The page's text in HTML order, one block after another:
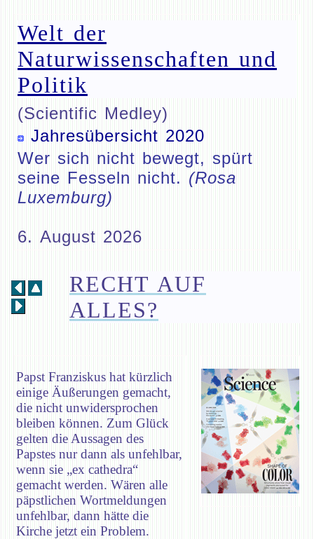
Welt der
Naturwissenschaften und
Politik
(Scientific Medley)
Jahresübersicht 2020
Wer sich nicht bewegt, spürt
seine Fesseln nicht. (Rosa
Luxemburg)
6. August 2026
RECHT AUF
ALLES?
Papst Franziskus hat kürzlich
einige Äußerungen gemacht,
die nicht unwidersprochen
bleiben können. Zum Glück
gelten die Aussagen des
Papstes nur dann als unfehlbar,
wenn sie „ex cathedra“
gemacht werden. Wären alle
päpstlichen Wortmeldungen
unfehlbar, dann hätte die
Kirche jetzt ein Problem.